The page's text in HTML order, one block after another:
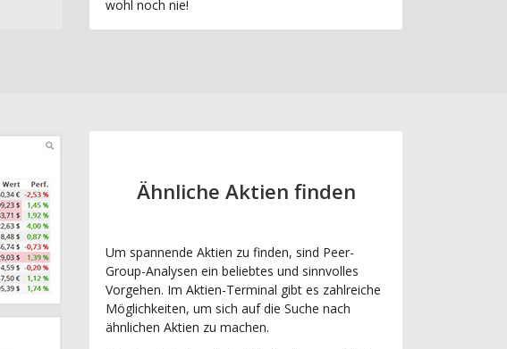
wohl noch nie!
Ähnliche Aktien finden
Um spannende Aktien zu finden, sind Peer-
Group-Analysen ein beliebtes und sinnvolles
Vorgehen. Im Aktien-Terminal gibt es zahlreiche
Möglichkeiten, um sich auf die Suche nach
ähnlichen Aktien zu machen.